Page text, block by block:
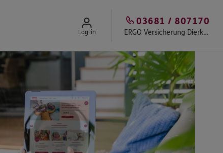
Log-in ERGO Versicherung Dierk Werfling
03681 / 807170